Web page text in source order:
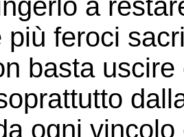
a
più feroci
basta
ogni